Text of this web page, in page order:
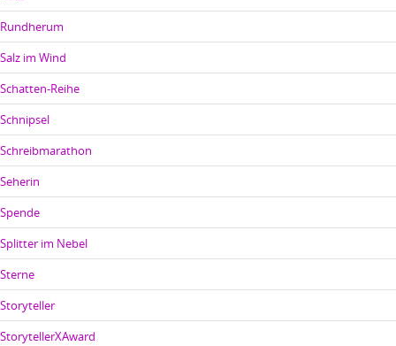
Rundherum
Salz im Wind
Schatten-Reihe
Schnipsel
Schreibmarathon
Seherin
Spende
Splitter im Nebel
Sterne
Storyteller
StorytellerXAward